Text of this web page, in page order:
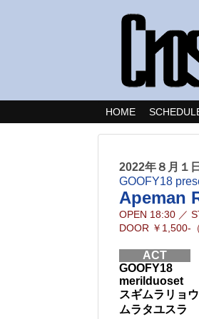
HOME
2022年８月１
GOOFY18
Apeman
OPEN 18:30 ／
DOOR ￥1,500-
ACT
GOOFY18
merilduoset
スギムラリョ
ムラタユスラ